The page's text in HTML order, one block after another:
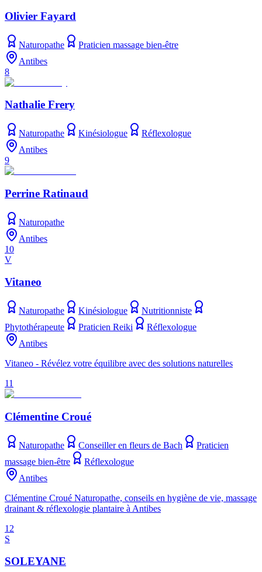
Olivier Fayard
Naturopathe
Praticien massage bien-être
Antibes
8
Nathalie Frery
Naturopathe Kinésiologue
Réflexologue
Antibes
9
Perrine Ratinaud
Naturopathe
Antibes
10
V
Vitaneo
Naturopathe Kinésiologue
Nutritionniste
Phytothérapeute
Praticien Reiki
Réflexologue
Antibes
Vitaneo - Révélez votre équilibre avec des solutions naturelles
11
Clémentine Croué
Naturopathe Conseiller en fleurs de Bach
Praticien
massage bien-être
Réflexologue
Antibes
Clémentine Croué Naturopathe, conseils en hygiène de vie, massage
drainant & réflexologie plantaire à Antibes
12
S
SOLEYANE